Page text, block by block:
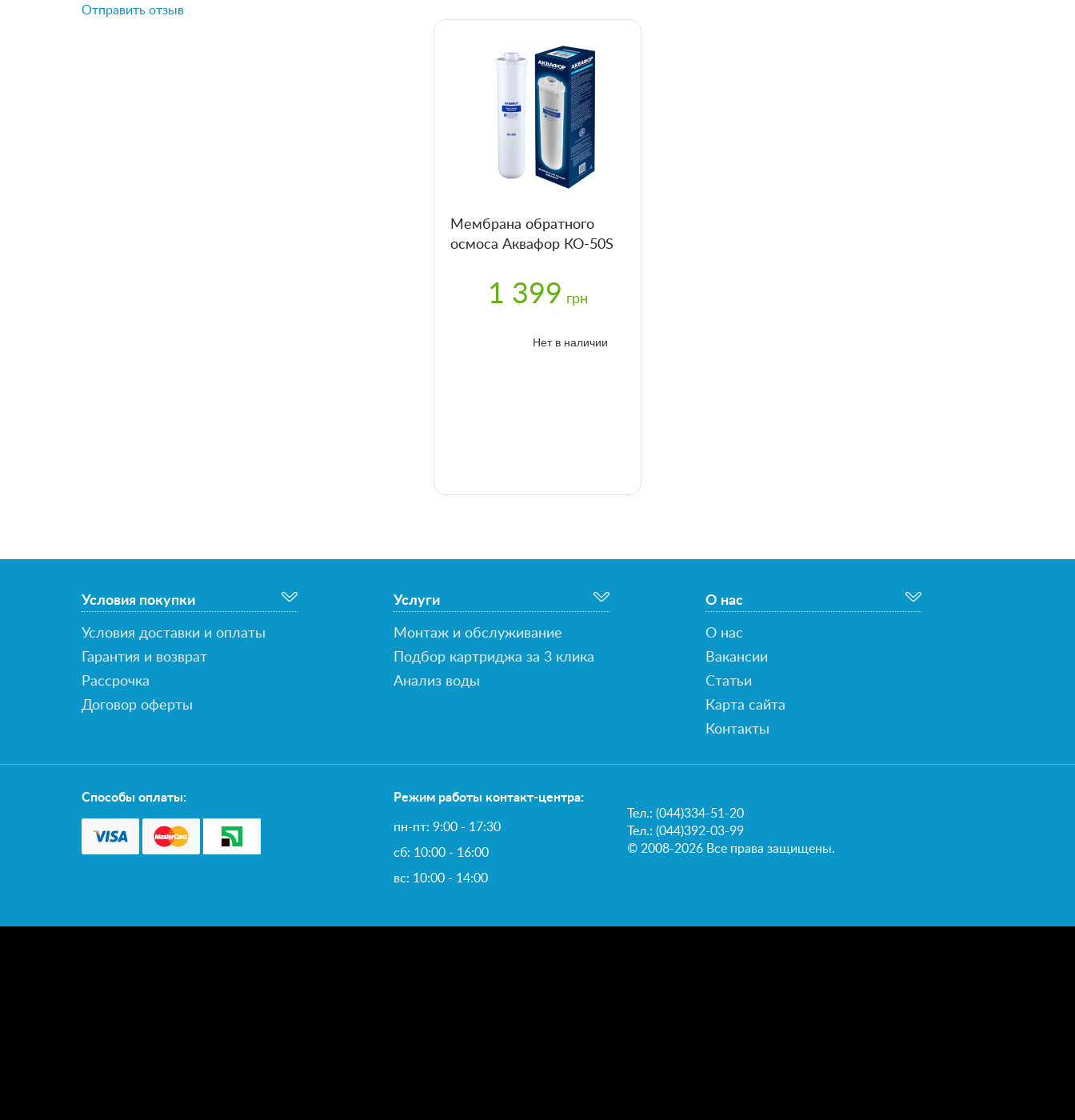
Отправить отзыв
Мембрана обратного
осмоса Аквафор КО-50S
1 399 грн
Нет в наличии
Условия покупки
Условия доставки и оплаты
Гарантия и возврат
Рассрочка
Договор оферты
Услуги
Монтаж и обслуживание
Подбор картриджа за 3 клика
Анализ воды
О нас
О нас
Вакансии
Статьи
Карта сайта
Контакты
Способы оплаты: Режим работы контакт-центра:
пн-пт: 9:00 - 17:30
сб: 10:00 - 16:00
вс: 10:00 - 14:00
Тел.:(044)334-51-20
Тел.: (044)392-03-99
© 2008-2026 Все права защищены.